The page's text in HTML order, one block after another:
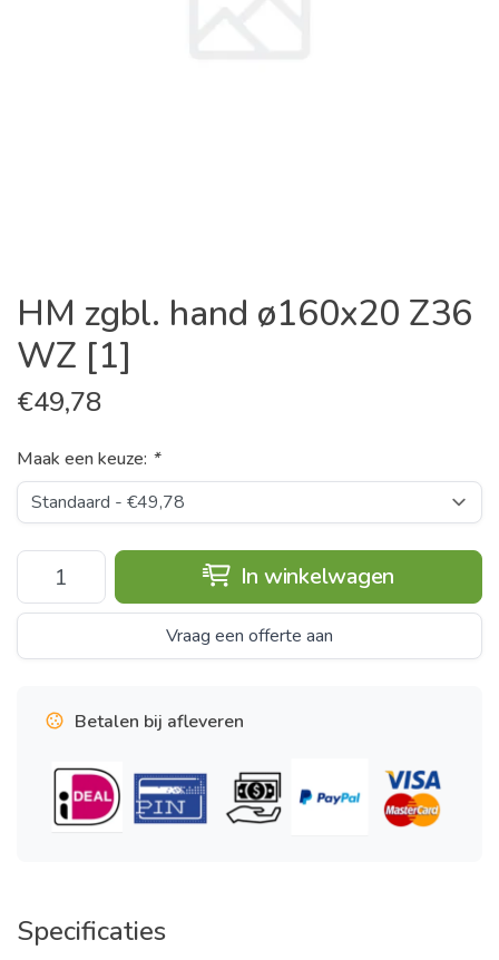
HM zgbl. hand ø160x20 Z36
WZ [1]
€49,78
Maak een keuze: *
In winkelwagen
Vraag een offerte aan
Betalen bij afleveren
Specificaties